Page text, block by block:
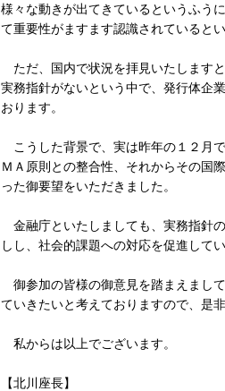
様々な動きが出てきているというふう
て重要性がますます認識されていると
ただ、国内で状況を拝見いたします
実務指針がないという中で、発行体企
おります。
こうした背景で、実は昨年の１２月
ＭＡ原則との整合性、それからその国
った御要望をいただきました。
金融庁といたしましても、実務指針
しし、社会的課題への対応を促進して
御参加の皆様の御意見を踏まえまし
ていきたいと考えておりますので、是
私からは以上でございます。
【北川座長】